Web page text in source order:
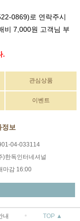
0869)로 연락주시
비 7,000원 고객님 부
.
관심상품
이벤트
정보
04-033114
)한독인터네셔널
마감 16:00
내 TOP ▲